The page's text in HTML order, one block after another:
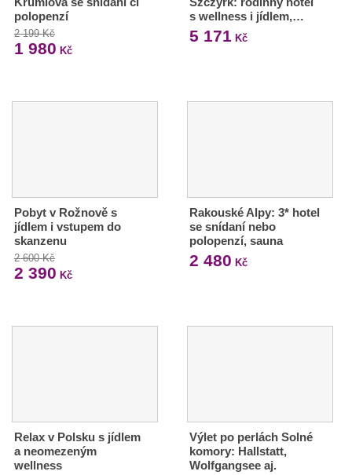
polopenzí
2 199 Kč
1 980 Kč
s wellness i jídlem,…
5 171 Kč
Pobyt v Rožnově s
jídlem i vstupem do
skanzenu
2 600 Kč
2 390 Kč
Rakouské Alpy: 3* hotel
se snídaní nebo
polopenzí, sauna
2 480 Kč
Relax v Polsku s jídlem
a neomezeným
wellness
Výlet po perlách Solné
komory: Hallstatt,
Wolfgangsee aj.